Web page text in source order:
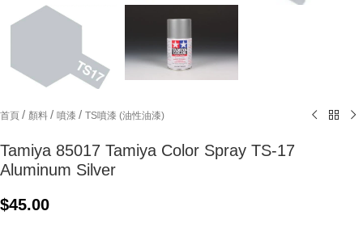
首頁 / 顏料 / 噴漆 / TS噴漆 (油性油漆)
Tamiya 85017 Tamiya Color Spray TS-17
Aluminum Silver
$45.00